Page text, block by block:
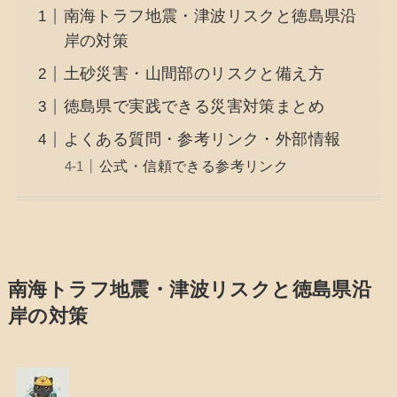
南海トラフ地震・津波リスクと徳島県沿
岸の対策
土砂災害・山間部のリスクと備え方
徳島県で実践できる災害対策まとめ
よくある質問・参考リンク・外部情報
公式・信頼できる参考リンク
南海トラフ地震・津波リスクと徳島県沿
岸の対策